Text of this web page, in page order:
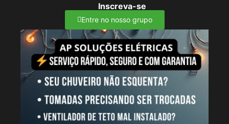
Inscreva-se
Entre no nosso grupo